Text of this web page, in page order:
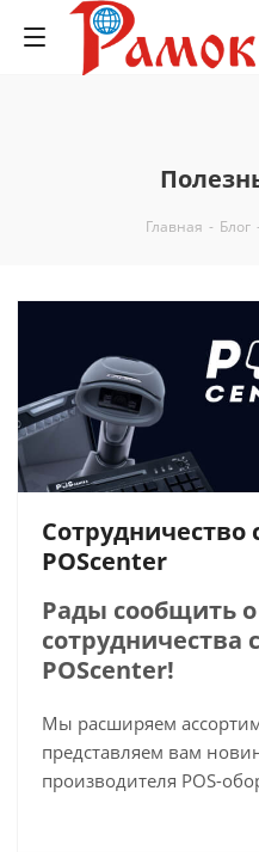
Главная - Блог -
Сотрудничество
POScenter
Рады сообщить
сотрудничества
POScenter!
Мы расширяем
представляем вам
производителя POS-